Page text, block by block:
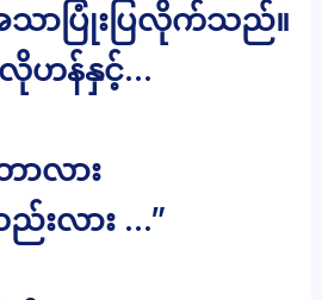
ပြုံးပြလိုက်သည်။
ဟန်နှင့်…
လား
လား …”